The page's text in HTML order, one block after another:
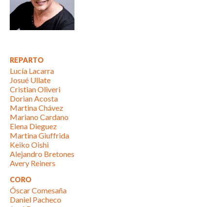
REPARTO
Lucía Lacarra
Josué Ullate
Cristian Oliveri
Dorian Acosta
Martina Chávez
Mariano Cardano
Elena Dieguez
Martina Giuffrida
Keiko Oishi
Alejandro Bretones
Avery Reiners
CORO
Óscar Comesaña
Daniel Pacheco